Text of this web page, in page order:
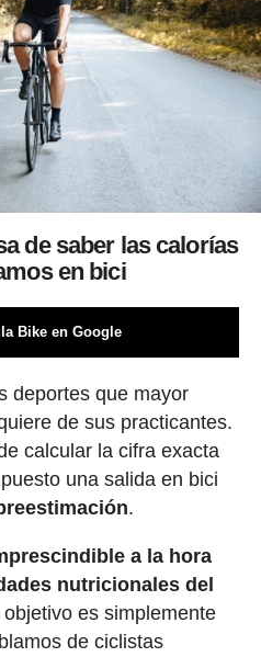
de saber las calorías
en bici
Bike en Google
deportes que mayor
de sus practicantes.
calcular la cifra exacta
una salida en bici
.
a la hora
nutricionales del
es simplemente
de ciclistas